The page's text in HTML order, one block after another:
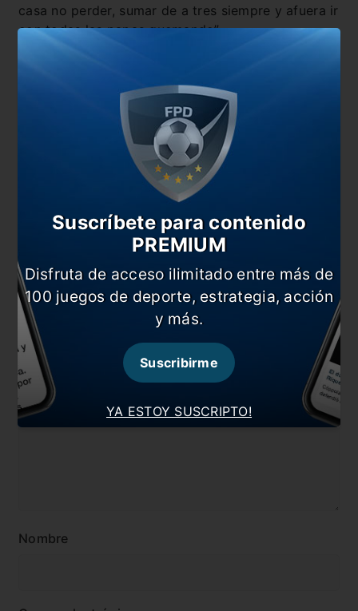
casa no perder, sumar de a tres siempre y afuera ir
con todas las papas quemando”.
Universitario gritó en su casa y recuperó la ilusión
Universitario define su suerte en la Sudamericana
Sporting Cristal, a todo o nada en Brasil
Fin de la novela: Bielsa le respondió al Everton
En esta nota:
#Eliminatorias
#Internacional #Noticia
#Perú #Renato Tapia
Comentarios
Dejá tu opinión acá!
Nombre
YA ESTOY SUSCRIPTO!
Suscríbete para contenido
PREMIUM
Disfruta de acceso ilimitado entre más de
100 juegos de deporte, estrategia, acción
y más.
Suscribirme